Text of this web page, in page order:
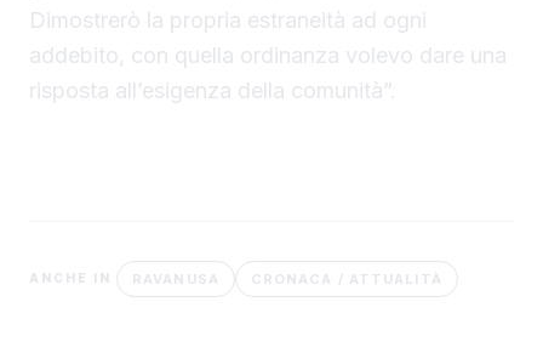
Dimostrerò la propria estraneità ad ogni
addebito, con quella ordinanza volevo dare una
risposta all’esigenza della comunità”.
ANCHE IN RAVANUSA CRONACA / ATTUALITÀ